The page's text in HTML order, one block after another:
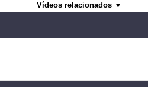
Vídeos relacionados ▼